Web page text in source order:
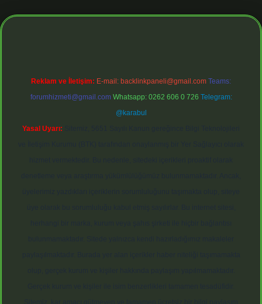
adresihttps://tulipbett.net/
Reklam ve İletişim: E-mail: backlinkpaneli@gmail.com Teams:
forumhizmeti@gmail.com Whatsapp: 0262 606 0 726 Telegram:
@karabul
Yasal Uyarı: